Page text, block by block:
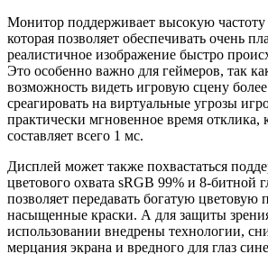
Монитор поддерживает высокую
которая позволяет обеспечивать очень
реалистичное изображение быстро
Это особенно важно для геймеров, так
возможность видеть игровую сцену
среагировать на виртуальные угрозы
практически мгновенное время отклика,
составляет всего 1 мс.
Дисплей может также похвастаться
цветового охвата sRGB 99% и 8-битной
позволяет передавать богатую цветовую
насыщенные краски. А для защиты
использовании внедрены технологии,
мерцания экрана и вредного для глаз